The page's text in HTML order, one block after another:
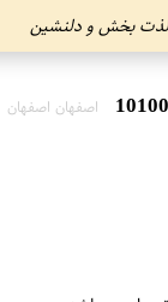
لذت بخش و دلنشین
اصفهان اصفهان